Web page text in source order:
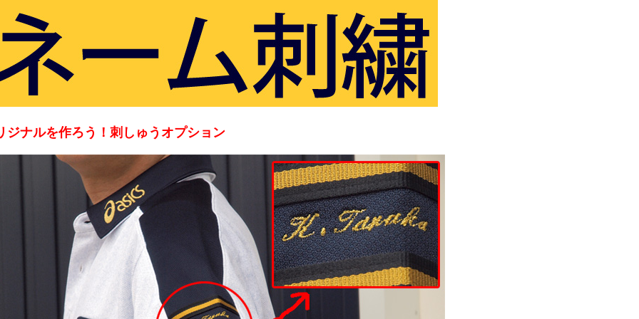
ジナルを作ろう！刺しゅうオプション